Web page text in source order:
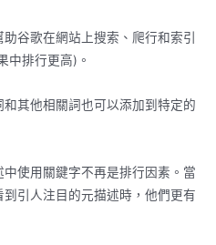
谷歌在網站上搜索、爬行和索引
中排行更高)。
其他相關詞也可以添加到特定的
使用關鍵字不再是排行因素。當
引人注目的元描述時，他們更有